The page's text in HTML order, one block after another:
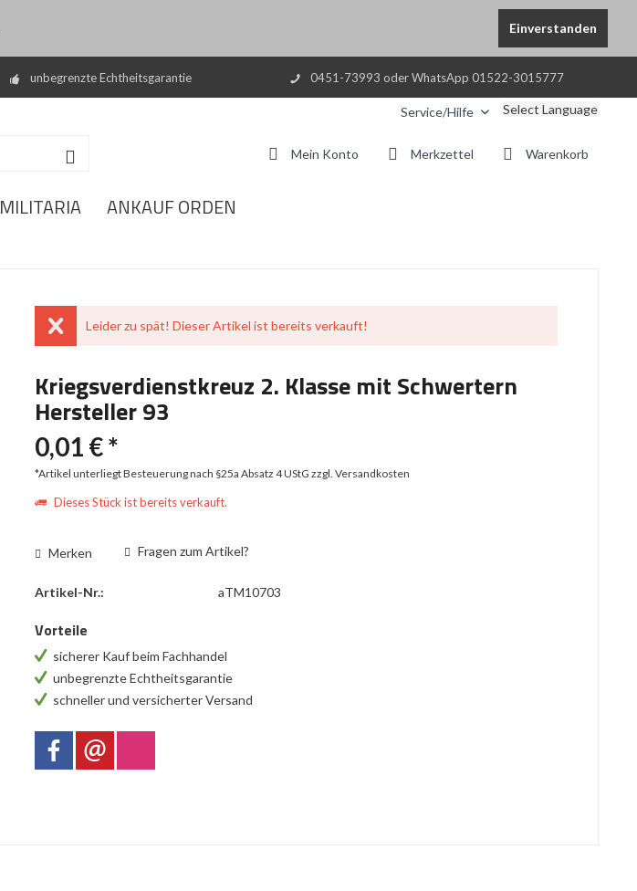
Einverstanden
unbegrenzte Echtheitsgarantie 0451-73993 oder WhatsApp 01522-3015777
Service/Hilfe Select Language
Warenkorb
Merkzettel
Mein Konto
MILITARIA ANKAUF ORDEN
Leider zu spät! Dieser Artikel ist bereits verkauft!
Kriegsverdienstkreuz 2. Klasse mit Schwertern
Hersteller 93
0,01 € *
*Artikel unterliegt Besteuerung nach §25a Absatz 4 UStGzzgl. Versandkosten
Dieses Stück ist bereits verkauft.
Merken Fragen zum Artikel?
Artikel-Nr.: aTM10703
Vorteile
sicherer Kauf beim Fachhandel
unbegrenzte Echtheitsgarantie
schneller und versicherter Versand